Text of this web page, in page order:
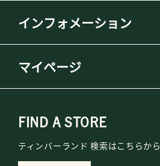
インフォメーション
マイページ
FIND A STORE
ティンバーランド 検索はこちらから